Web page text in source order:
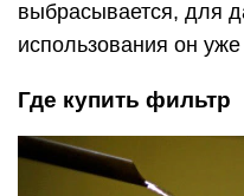
выбрасывается, для
использования он
Где купить фильтр